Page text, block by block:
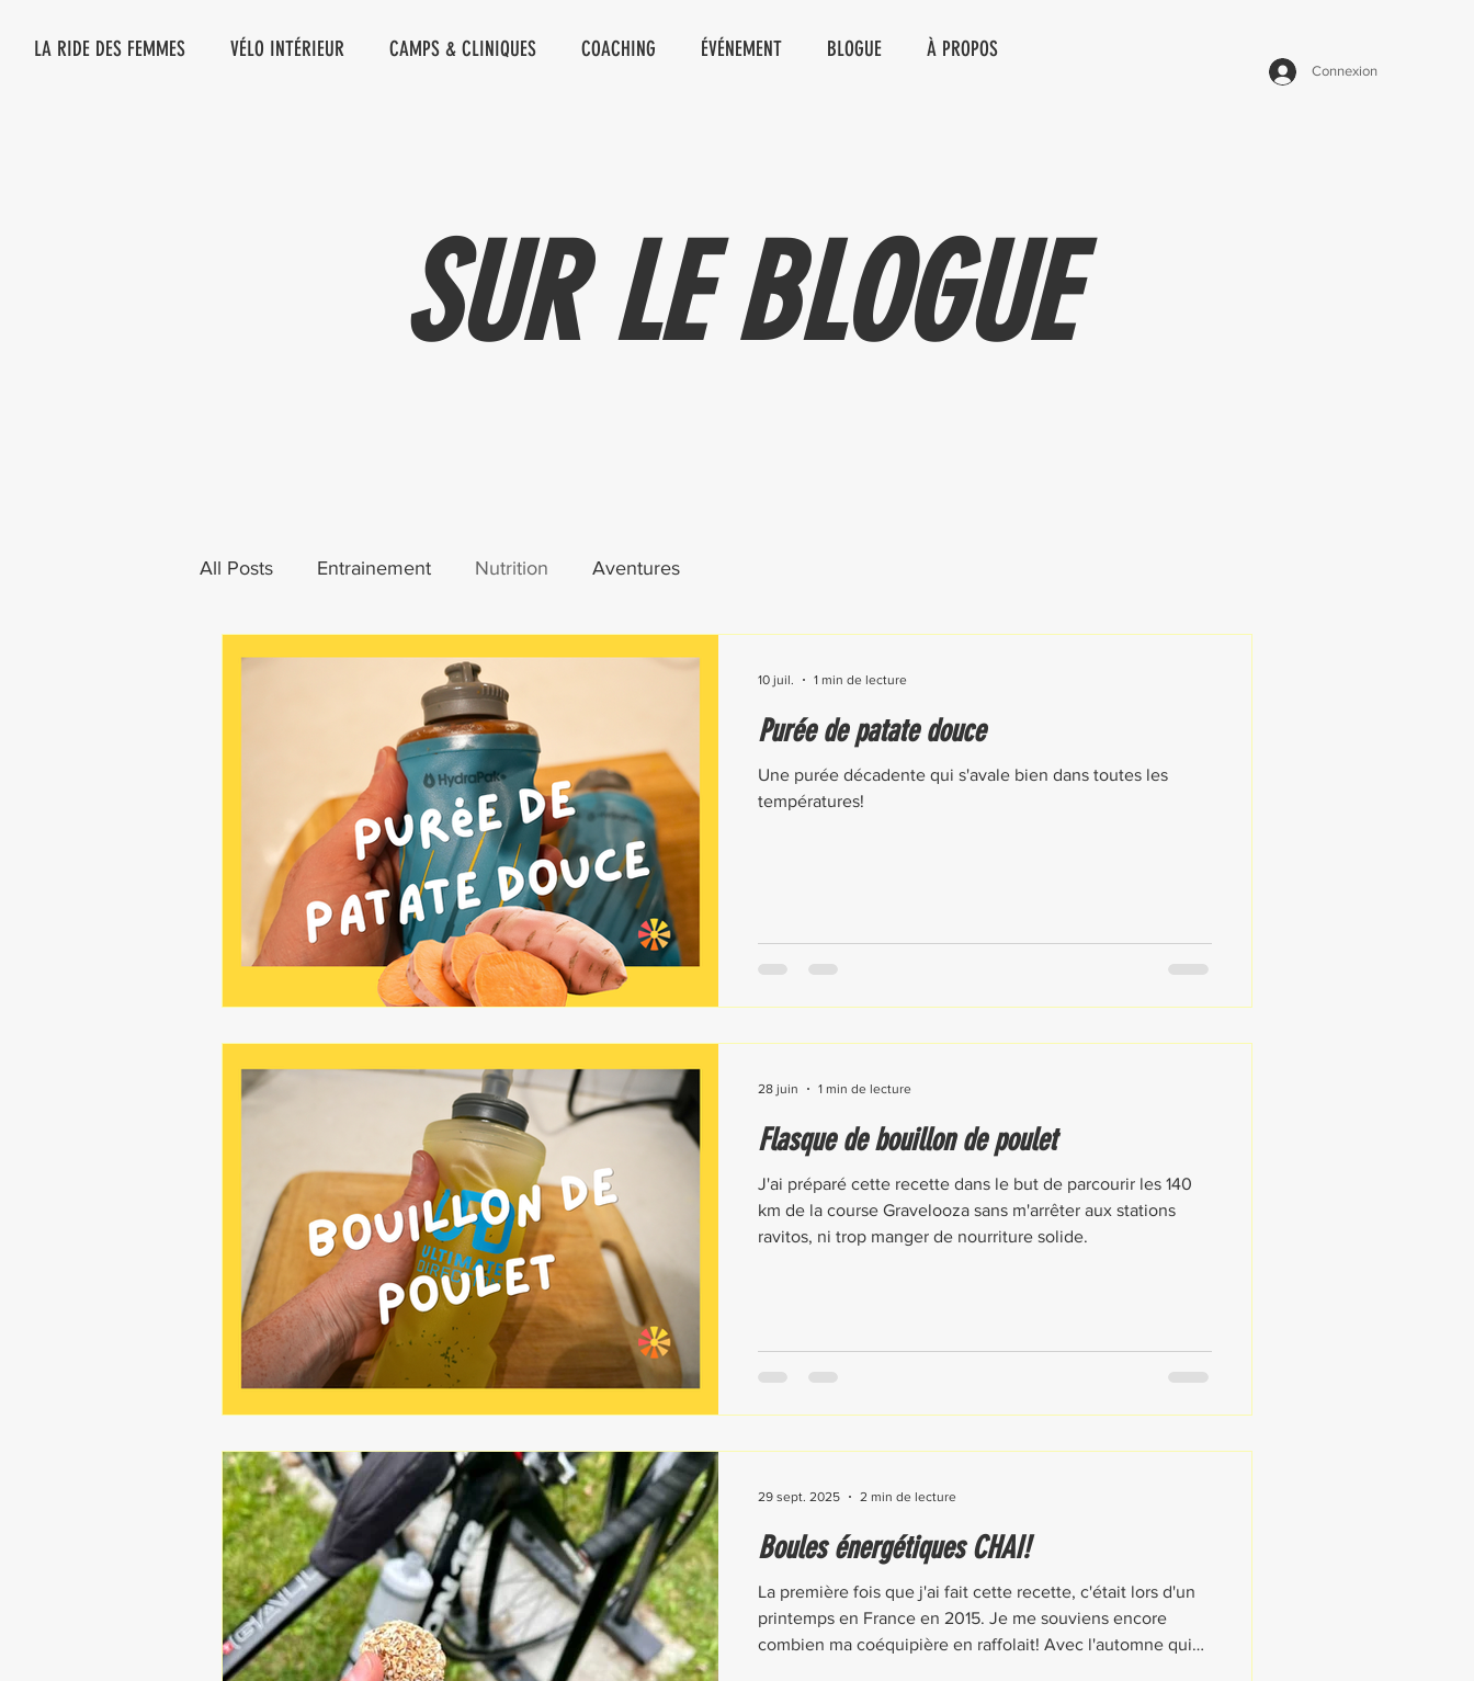
LA RIDE DES FEMMES VÉLO INTÉRIEUR CAMPS & CLINIQUES COACHING ÉVÉNEMENT BLOGUE À PROPOS
Connexion
SUR LE BLOGUE
All Posts Entrainement Nutrition Aventures
Purée de patate douce
Une purée décadente qui s'avale bien dans toutes les
températures!
10 juil. 1 min de lecture
Flasque de bouillon de poulet
J'ai préparé cette recette dans le but de parcourir les 140
km de la course Gravelooza sans m'arrêter aux stations
ravitos, ni trop manger de nourriture solide.
28 juin 1 min de lecture
Boules énergétiques CHAI!
La première fois que j'ai fait cette recette, c'était lors d'un
printemps en France en 2015. Je me souviens encore
combien ma coéquipière en raffolait! Avec l'automne qui
29 sept. 2025 2 min de lecture